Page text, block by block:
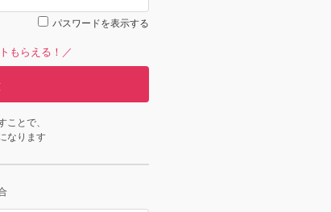
パスワードを表示する
もらえる！／
ことで、
なります